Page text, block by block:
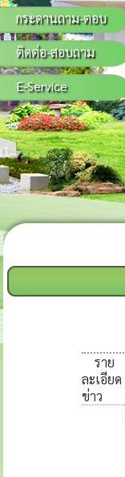
กระดานถาม-ตอบ
ติดต่อ-สอบถาม
E-Service
ราย
ละเอียด
ข่าว